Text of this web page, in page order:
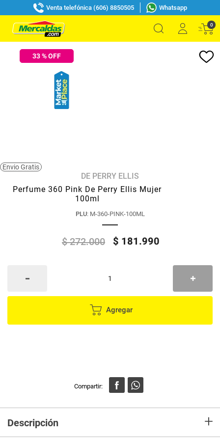
Venta telefónica (606) 8850505 Whatsapp
0
33% OFF
Envio Gratis
DE PERRY ELLIS
Perfume 360 Pink De Perry Ellis Mujer
100ml
PLU: M-360-PINK-100ML
$ 272.000 $ 181.990
Agregar
Descripción +